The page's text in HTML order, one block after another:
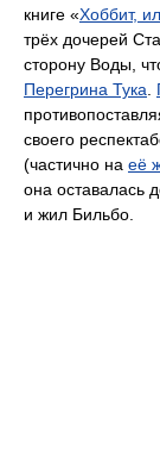
книге «Хоббит,
трёх дочерей
сторону Воды,
Перегрина Тука
своего
(частично на её
она оставалась
и жил Бильбо.